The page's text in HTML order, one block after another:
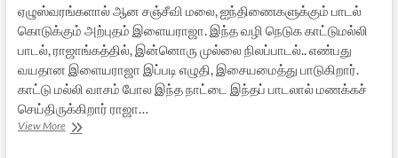
ஏழுஸ்வரங்களால் ஆன சஞ்சீவி மலை, ஐந்திணைகளுக்கும் பாடல்
கொடுக்கும் அற்புதம் இளையராஜா. இந்த வழி நெடுக காட்டுமல்லி
பாடல், ராஜாங்கத்தில், இன்னொரு முல்லை நிலப்பாடல்.. எண்பது
வயதான இளையராஜா இப்படி எழுதி, இசையமைத்து பாடுகிறார்.
காட்டு மல்லி வாசம் போல இந்த நாட்டை இந்தப் பாடலால் மணக்கச்
செய்திருக்கிறார் ராஜா…
View Moreவழிநெடுக